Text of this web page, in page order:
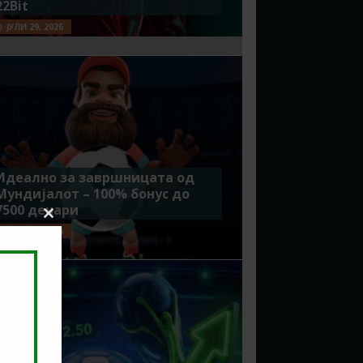
ЈУЛИ 29, 2026
за завршницата од
– 100% бонус до
денари
ЈУЛИ 15, 2026
Close
this